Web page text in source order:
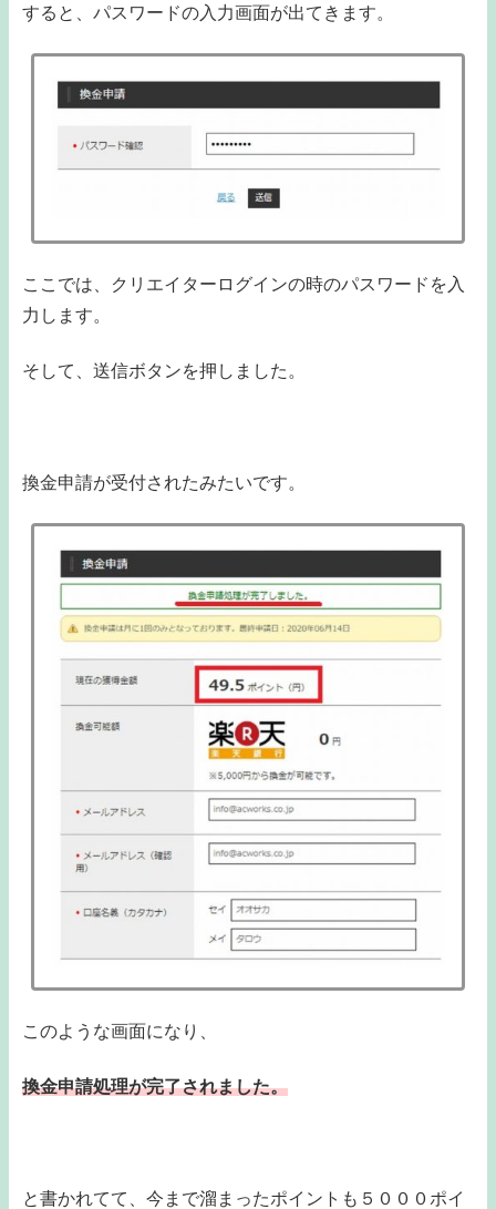
すると、パスワードの入力画面が出てきます。
ここでは、クリエイターログインの時のパスワードを入
力します。
そして、送信ボタンを押しました。
換金申請が受付されたみたいです。
このような画面になり、
換金申請処理が完了されました。
と書かれてて、今まで溜まったポイントも５０００ポイ